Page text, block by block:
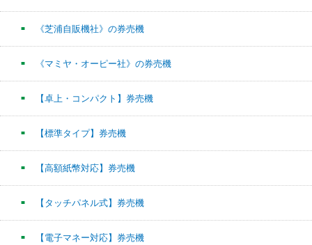
《芝浦自販機社》の券売機
《マミヤ・オーピー社》の券売機
【卓上・コンパクト】券売機
【標準タイプ】券売機
【高額紙幣対応】券売機
【タッチパネル式】券売機
【電子マネー対応】券売機